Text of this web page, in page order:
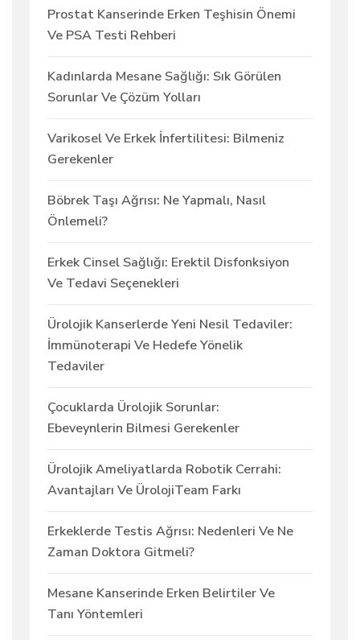
Prostat Kanserinde Erken Teşhisin Önemi
Ve PSA Testi Rehberi
Kadınlarda Mesane Sağlığı: Sık Görülen
Sorunlar Ve Çözüm Yolları
Varikosel Ve Erkek İnfertilitesi: Bilmeniz
Gerekenler
Böbrek Taşı Ağrısı: Ne Yapmalı, Nasıl
Önlemeli?
Erkek Cinsel Sağlığı: Erektil Disfonksiyon
Ve Tedavi Seçenekleri
Ürolojik Kanserlerde Yeni Nesil Tedaviler:
İmmünoterapi Ve Hedefe Yönelik
Tedaviler
Çocuklarda Ürolojik Sorunlar:
Ebeveynlerin Bilmesi Gerekenler
Ürolojik Ameliyatlarda Robotik Cerrahi:
Avantajları Ve ÜrolojiTeam Farkı
Erkeklerde Testis Ağrısı: Nedenleri Ve Ne
Zaman Doktora Gitmeli?
Mesane Kanserinde Erken Belirtiler Ve
Tanı Yöntemleri